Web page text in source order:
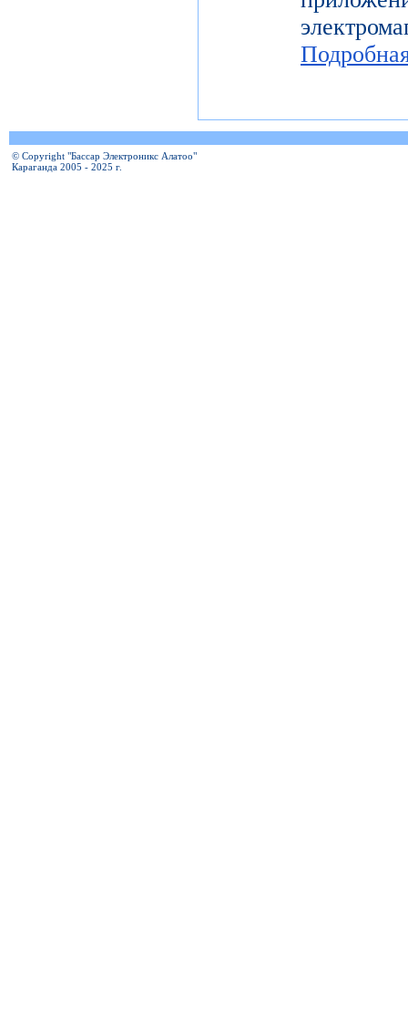
© Copyright "Бассар Электроникс Алатоо"
Караганда 2005 - 2025 г.